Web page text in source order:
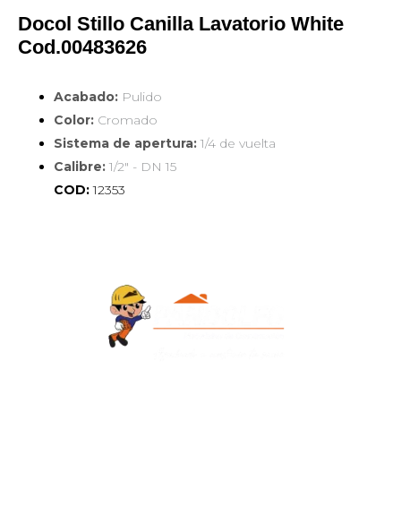
Docol Stillo Canilla Lavatorio White
Cod.00483626
Acabado: Pulido
Color: Cromado
Sistema de apertura: 1/4 de vuelta
Calibre: 1/2" - DN 15
COD:12353